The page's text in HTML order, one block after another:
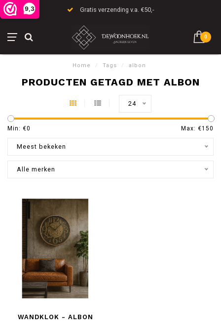
9,3 Gratis verzending v.a. €50,-
0
Home / Tags / albon
PRODUCTEN GETAGD MET ALBON
24
Min: €0 Max: €150
Meest bekeken
Alle merken
WANDKLOK - ALBON